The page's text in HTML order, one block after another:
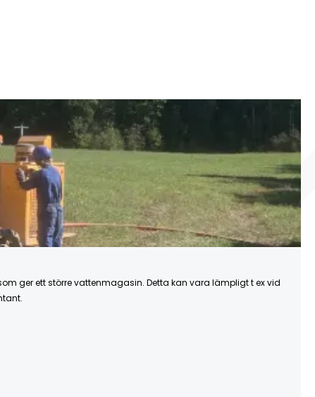
ger ett större vattenmagasin. Detta kan vara lämpligt t ex vid